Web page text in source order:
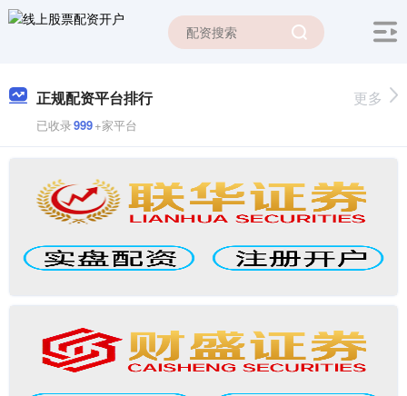
正规配资平台排行
已收录999+家平台
更多